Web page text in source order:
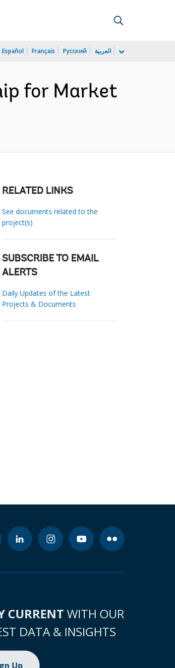
Español Français Русский العربية
for Market
RELATED LINKS
See documents related to the
project(s)
SUBSCRIBE TO EMAIL
ALERTS
Daily Updates of the Latest
Projects & Documents
CURRENT WITH OUR
DATA & INSIGHTS
Up